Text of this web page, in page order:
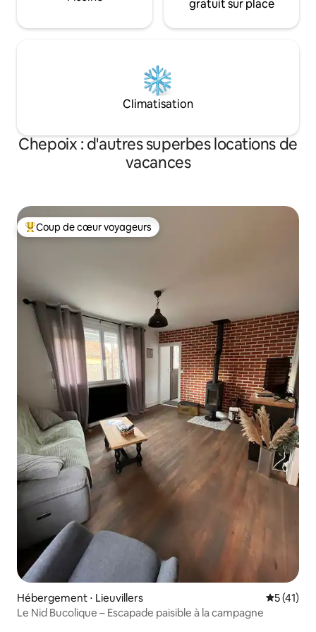
gratuit sur place
Climatisation
Chepoix : d'autres superbes locations de
vacances
Coups de cœur voyageurs les plus appréciés
Coup de cœur voyageurs
Hébergement ⋅ Lieuvillers
5 (41)
Le Nid Bucolique – Escapade paisible à la campagne